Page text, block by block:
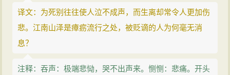
译文：为死别往往使人泣不成声，而生离却常令人更加伤
悲。江南山泽是瘴疬流行之处，被贬谪的人为何毫无消
息？
注释：吞声：极端悲恸，哭不出声来。恻恻：悲痛。开头